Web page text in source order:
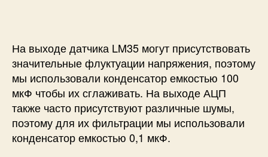
На выходе датчика LM35 могут присутствовать
значительные флуктуации напряжения, поэтому
мы использовали конденсатор емкостью 100
мкФ чтобы их сглаживать. На выходе АЦП
также часто присутствуют различные шумы,
поэтому для их фильтрации мы использовали
конденсатор емкостью 0,1 мкФ.